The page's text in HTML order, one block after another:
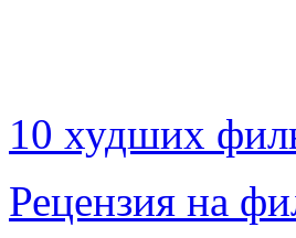
10 худших
Рецензия на